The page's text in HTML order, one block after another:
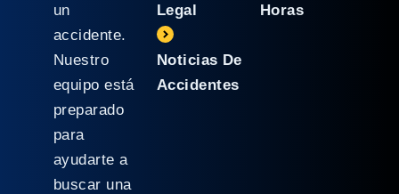
un
accidente.
Nuestro
equipo está
preparado
para
ayudarte a
buscar una
Legal
Noticias De
Accidentes
Horas